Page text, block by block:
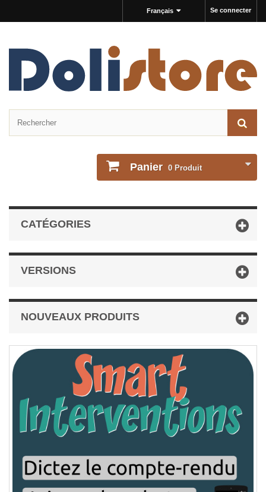
Se connecter
Français
Panier 0 Produit
CATÉGORIES
VERSIONS
NOUVEAUX PRODUITS